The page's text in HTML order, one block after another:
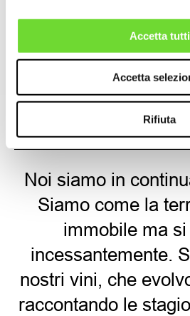
Accetta tutti
Accetta
Rifiuta
Noi siamo in
Siamo come la
immobile ma
incessantemente.
nostri vini, che
raccontando le